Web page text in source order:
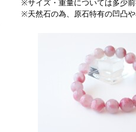
※サイズ・重量については多少
※天然石の為、原石特有の凹凸